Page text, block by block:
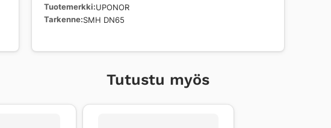
Tuotemerkki UPONOR
Tarkenne SMH DN65
Tutustu myös